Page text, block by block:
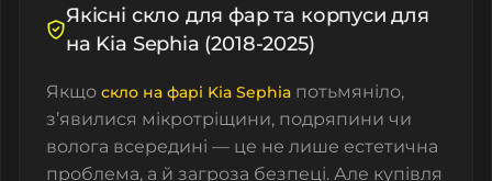
Якісні скло для фар та корпуси для
на Kia Sephia (2018-2025)
Якщо скло на фарі Kia Sephia потьмяніло,
з’явилися мікротріщини, подряпини чи
волога всередині — це не лише естетична
проблема, а й загроза безпеці. Але купівля